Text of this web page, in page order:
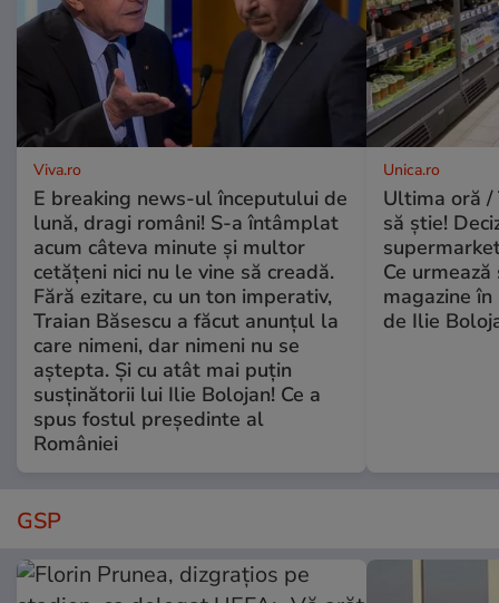
Viva.ro
E breaking news-ul începutului de
lună, dragi români! S-a întâmplat
acum câteva minute și multor
cetățeni nici nu le vine să creadă.
Fără ezitare, cu un ton imperativ,
Traian Băsescu a făcut anunțul la
care nimeni, dar nimeni nu se
aștepta. Și cu atât mai puțin
susținătorii lui Ilie Bolojan! Ce a
spus fostul președinte al
României
Unica.ro
Ultima oră /
să știe!
Ce
magazine
de Ilie
GSP